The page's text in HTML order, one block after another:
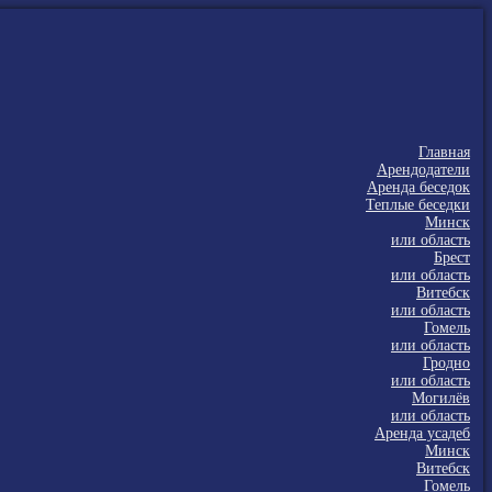
Главная
Арендодатели
Аренда беседок
Теплые беседки
Минск
или область
Брест
или область
Витебск
или область
Гомель
или область
Гродно
или область
Могилёв
или область
Аренда усадеб
Минск
Витебск
Гомель